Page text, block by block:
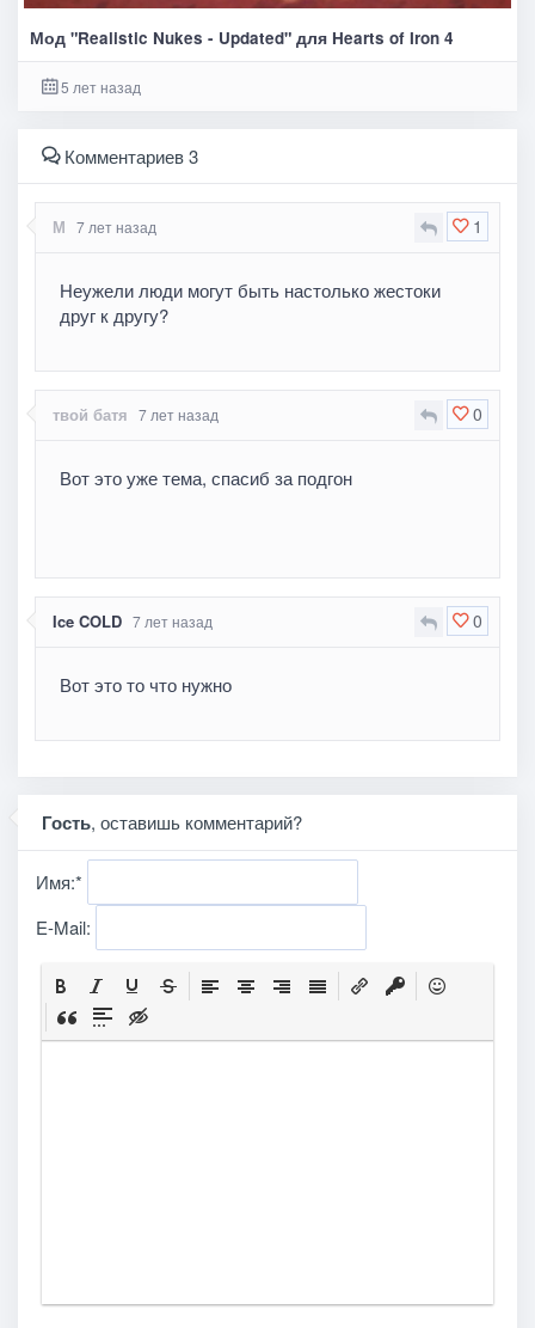
Мод "Realistic Nukes - Updated" для Hearts of Iron 4
5 лет назад
Комментариев 3
1
М 7 лет назад
Неужели люди могут быть настолько жестоки
друг к другу?
0
твой батя 7 лет назад
Вот это уже тема, спасиб за подгон
0
Ice COLD 7 лет назад
Вот это то что нужно
Гость, оставишь комментарий?
Имя:*
E-Mail: